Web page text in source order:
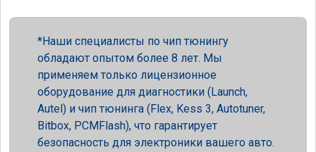
Наши специалисты по чип тюнингу
обладают опытом более 8 лет. Мы
применяем только лицензионное
оборудование для диагностики (Launch,
Autel) и чип тюнинга (Flex, Kess 3, Autotuner,
Bitbox, PCMFlash), что гарантирует
безопасность для электроники вашего авто.